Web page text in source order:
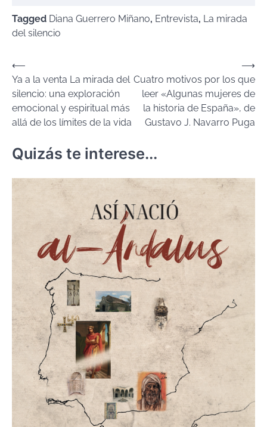
Tagged Diana Guerrero Miñano, Entrevista, La mirada
del silencio
Navegación
de
entradas
⟵
Ya a la venta La mirada del
silencio: una exploración
emocional y espiritual más
allá de los límites de la vida
Cuatro motivos por los que
leer «Algunas mujeres de
la historia de España», de
Gustavo J. Navarro Puga
⟶
Quizás te interese...